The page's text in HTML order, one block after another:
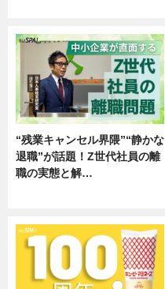
“残業キャンセル界隈”“静かな
退職”が話題！Z世代社員の離
職の実態と解…